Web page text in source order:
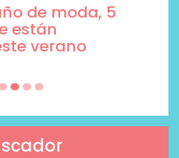
de moda, 5
están
verano